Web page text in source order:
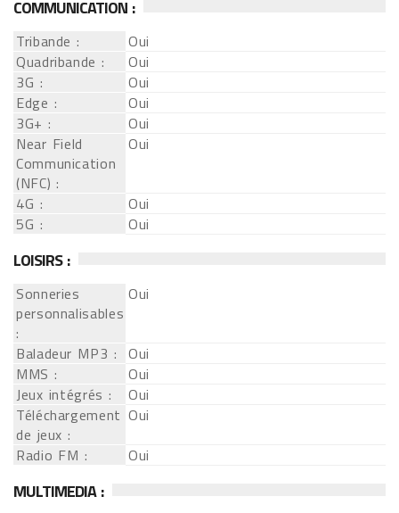
COMMUNICATION :
Tribande :
Oui
Quadribande :
Oui
3G :
Oui
Edge :
Oui
3G+ :
Oui
Near Field
Communication
(NFC) :
Oui
4G :
Oui
5G :
Oui
LOISIRS :
Sonneries
personnalisables
:
Oui
Baladeur MP3 : Oui
MMS :
Oui
Jeux intégrés :
Oui
Téléchargement
de jeux :
Oui
Radio FM :
Oui
MULTIMEDIA :